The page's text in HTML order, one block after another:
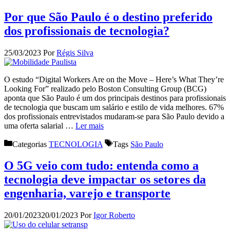
Por que São Paulo é o destino preferido
dos profissionais de tecnologia?
25/03/2023 PorRégis Silva
O estudo “Digital Workers Are on the Move – Here’s What They’re
Looking For” realizado pelo Boston Consulting Group (BCG)
aponta que São Paulo é um dos principais destinos para profissionais
de tecnologia que buscam um salário e estilo de vida melhores. 67%
dos profissionais entrevistados mudaram-se para São Paulo devido a
uma oferta salarial … Ler mais
Categorias TECNOLOGIA Tags São Paulo
O 5G veio com tudo: entenda como a
tecnologia deve impactar os setores da
engenharia, varejo e transporte
20/01/202320/01/2023 PorIgor Roberto